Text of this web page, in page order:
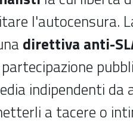
l'autocensura.
direttiva anti-
indipendenti da
a tacere o